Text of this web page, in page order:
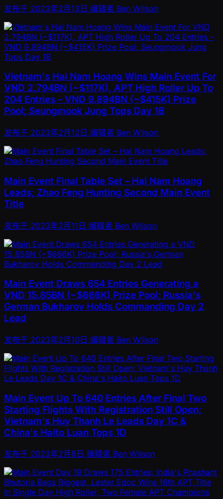
发布于 2023年2月13日 编辑者 Ben Wilson
Vietnam's Hai Nam Hoang Wins Main Event For
VND 2.794BN (~$117K), APT High Roller Up To
204 Entries – VND 9.894BN (~$415K) Prize
Pool; Seungmook Jung Tops Day 1B
发布于 2023年2月12日 编辑者 Ben Wilson
Main Event Final Table Set – Hai Nam Hoang
Leads; Zhao Feng Hunting Second Main Event
Title
发布于 2023年2月11日 编辑者 Ben Wilson
Main Event Draws 654 Entries Generating a
VND 15.85BN (~$666K) Prize Pool; Russia's
German Bukharov Holds Commanding Day 2
Lead
发布于 2023年2月10日 编辑者 Ben Wilson
Main Event Up To 640 Entries After Final Two
Starting Flights With Registration Still Open;
Vietnam's Huy Thanh Le Leads Day 1C &
China's Haito Luan Tops 1D
发布于 2023年2月8日 编辑者 Ben Wilson